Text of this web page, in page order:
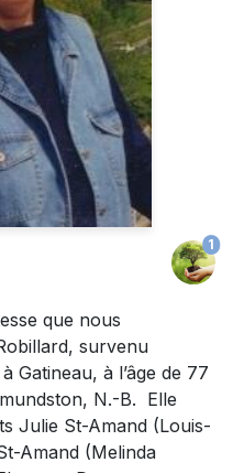
1
que nous
survenu
Gatineau, à l’âge de 77
N.-B. Elle
Julie St-Amand (Louis-
Amand (Melinda